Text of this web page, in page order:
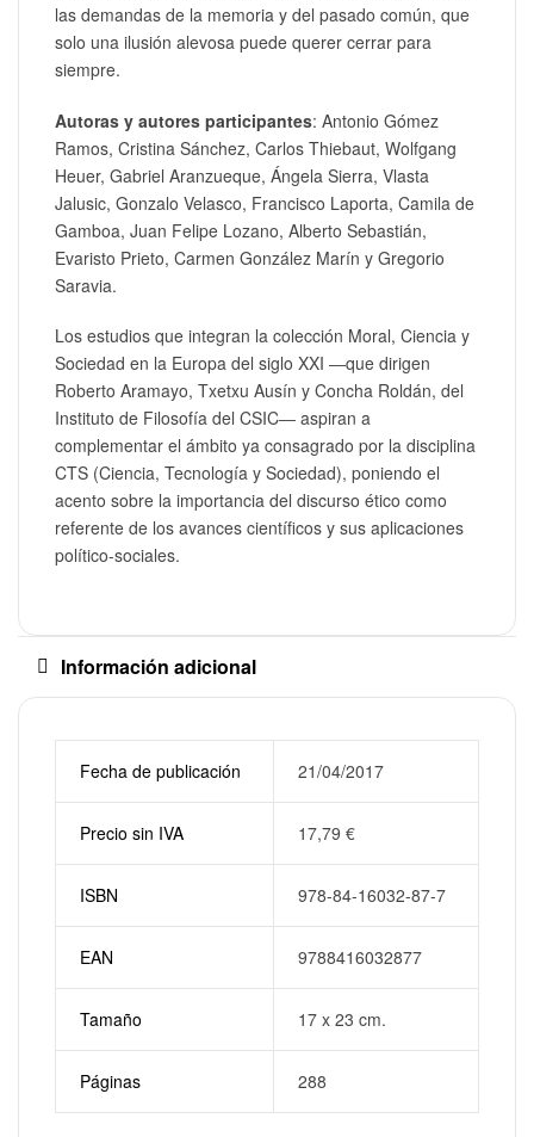
las demandas de la memoria y del pasado común, que
solo una ilusión alevosa puede querer cerrar para
siempre.
Autoras y autores participantes: Antonio Gómez
Ramos, Cristina Sánchez, Carlos Thiebaut, Wolfgang
Heuer, Gabriel Aranzueque, Ángela Sierra, Vlasta
Jalusic, Gonzalo Velasco, Francisco Laporta, Camila de
Gamboa, Juan Felipe Lozano, Alberto Sebastián,
Evaristo Prieto, Carmen González Marín y Gregorio
Saravia.
Los estudios que integran la colección Moral, Ciencia y
Sociedad en la Europa del siglo XXI ―que dirigen
Roberto Aramayo, Txetxu Ausín y Concha Roldán, del
Instituto de Filosofía del CSIC― aspiran a
complementar el ámbito ya consagrado por la disciplina
CTS (Ciencia, Tecnología y Sociedad), poniendo el
acento sobre la importancia del discurso ético como
referente de los avances científicos y sus aplicaciones
político-sociales.
Información adicional
Fecha de publicación 21/04/2017
Precio sin IVA 17,79 €
ISBN 978-84-16032-87-7
EAN 9788416032877
Tamaño 17 x 23 cm.
Páginas 288